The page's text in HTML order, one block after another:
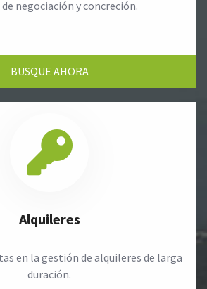
negociación y concreción.
BUSQUE AHORA
Alquileres
en la gestión de alquileres de larga
duración.